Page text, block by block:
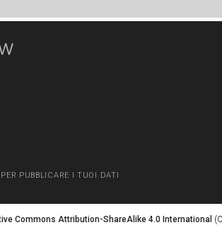
PUBBLICARE I TUOI DATI
Commons Attribution-ShareAlike 4.0 International